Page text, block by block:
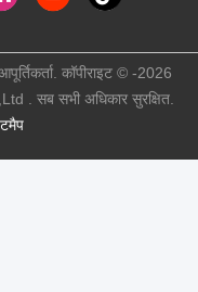
कॉपीराइट © -2026
. सब सभी अधिकार सुरक्षित.